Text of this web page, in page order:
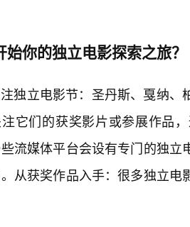
始你的独立电影探索之旅？
独立电影节：圣丹斯、戛纳
它们的获奖影片或参展作品
流媒体平台会设有专门的独
从获奖作品入手：很多独立